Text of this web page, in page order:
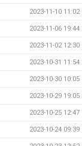
2023-11-10 11:02
2023-11-06 19:44
2023-11-02 12:30
2023-10-31 11:54
2023-10-30 10:05
2023-10-29 19:05
2023-10-25 12:47
2023-10-24 09:39